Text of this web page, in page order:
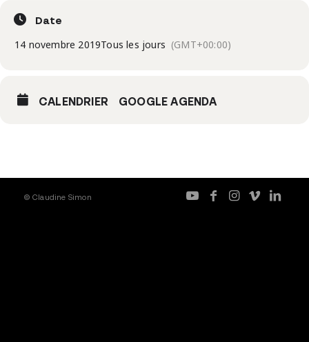
Date
14 novembre 2019Tous les jours (GMT+00:00)
CALENDRIER GOOGLE AGENDA
© Claudine Simon